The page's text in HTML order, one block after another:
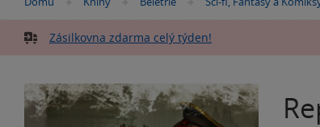
zde:
» » »
Zásilkovna zdarma celý týden!